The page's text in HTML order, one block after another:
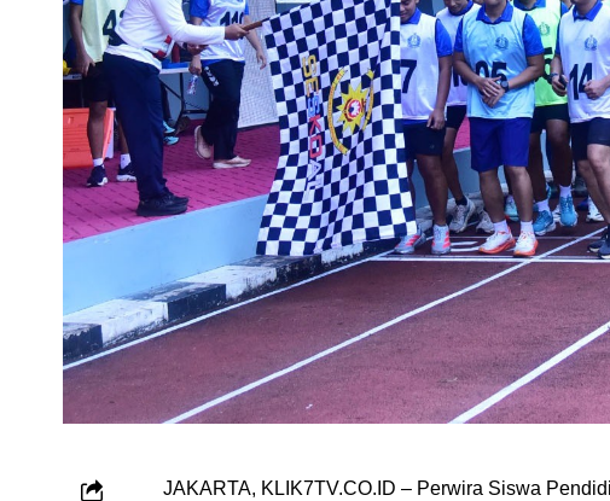
JAKARTA, KLIK7TV.CO.ID – Perwira Siswa